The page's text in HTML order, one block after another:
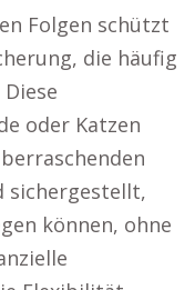
Folgen schützt
die häufig
oder Katzen
sichergestellt,
können, ohne